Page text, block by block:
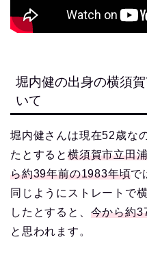
堀内健の出身の横須
いて
堀内健さんは現在52歳な
たとすると 横須賀市立田
ら約39年前の1983年頃で
同じようにストレートで
したとすると、 今から約
と思われます。